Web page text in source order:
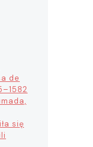
de
się